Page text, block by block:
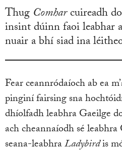
Thug Comharcuireadh
insint dúinn faoi leabhar
nuair a bhí siad ina
Fear ceannródaíoch ab ea
pinginí fairsing sna
dhíolfadh leabhra Gaeilge
ach cheannaíodh sé
seana-leabhraLadybirdis